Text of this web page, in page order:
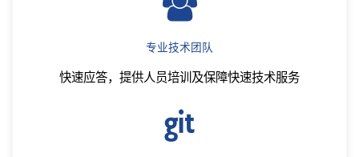
专业技术团队
快速应答，提供人员培训及保障快速技术服务